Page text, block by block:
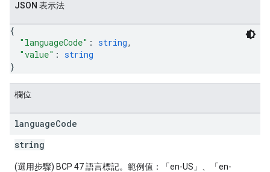
JSON 表示法
{
"languageCode" : string,
"value" : string
}
欄位
languageCode
string
(選用步驟) BCP 47 語言標記。範例值：「en-US」、「en-